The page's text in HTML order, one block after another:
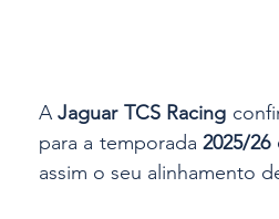
A Jaguar TCS Racing
para a temporada 2025/
assim o seu alinhamento